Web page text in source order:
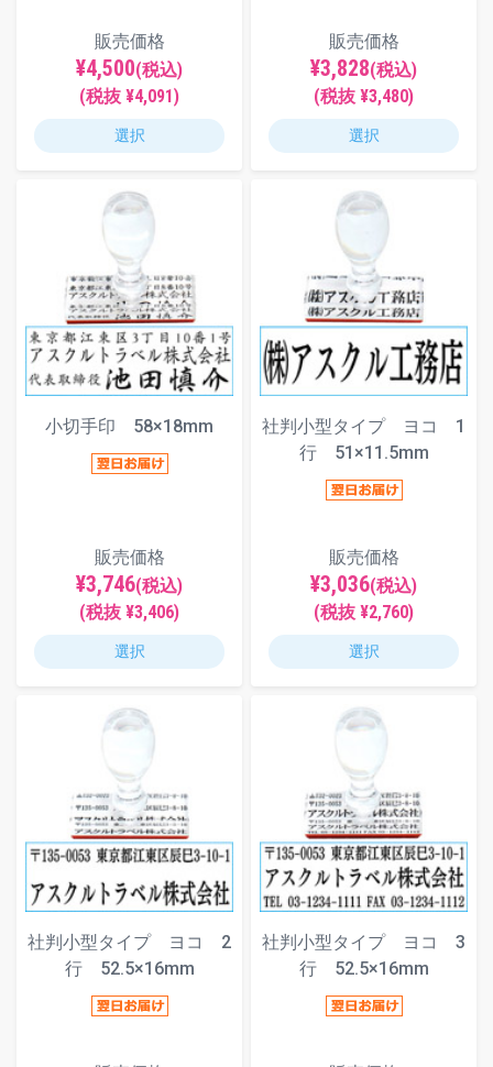
販売価格
¥4,500(税込)
(税抜 ¥4,091)
選択
販売価格
¥3,828(税込)
(税抜 ¥3,480)
選択
小切手印 58×18mm
販売価格
¥3,746(税込)
(税抜 ¥3,406)
選択
社判小型タイプ ヨコ 1
行 51×11.5mm
販売価格
¥3,036(税込)
(税抜 ¥2,760)
選択
社判小型タイプ ヨコ 2
行 52.5×16mm
社判小型タイプ ヨコ 3
行 52.5×16mm